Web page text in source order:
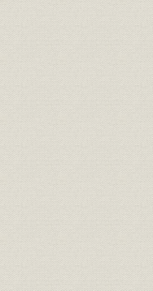
事業の拡大・発展と戦時下の経
営 1917●大正6年→昭和20年
●1945
大正6年
年)